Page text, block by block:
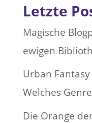
Letzte
Magische
ewigen
Urban
Welches
Die Orange